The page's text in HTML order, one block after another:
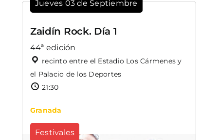
Jueves 03 de Septiembre
Zaidín Rock. Día 1
44ª edición
recinto entre el Estadio Los Cármenes y
el Palacio de los Deportes
21:30
Granada
Festivales